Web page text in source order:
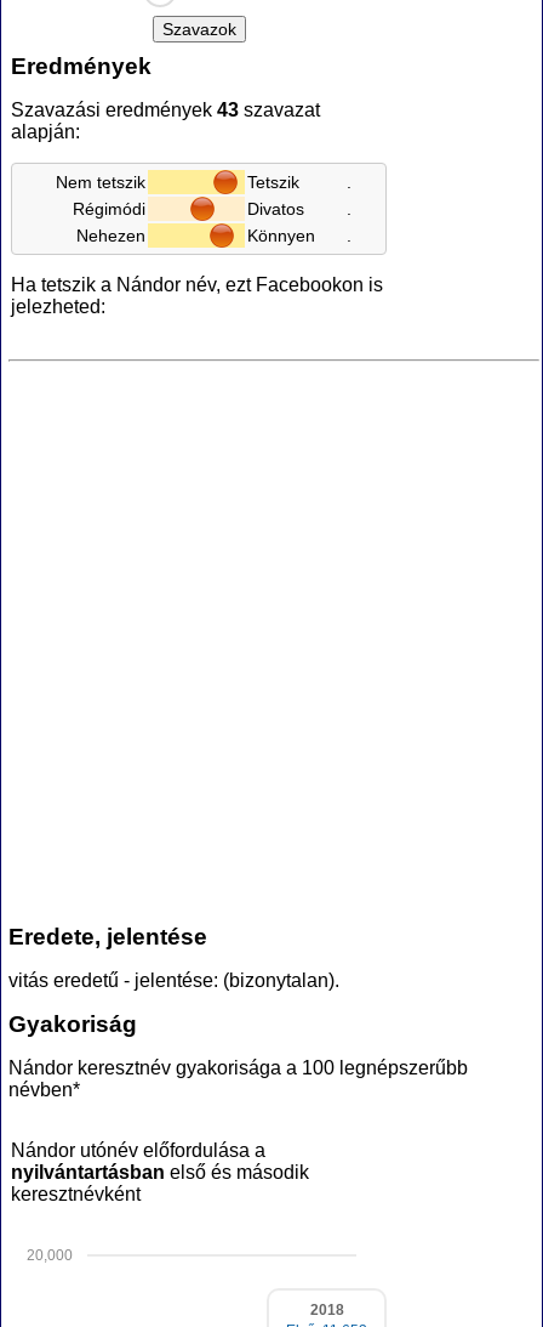
Eredmények
Szavazási eredmények 43 szavazat
alapján:
Nem tetszik Tetszik
Régimódi
Divatos
Nehezen
Könnyen
Ha tetszik a Nándor név, ezt Facebookon is
jelezheted:
Eredete, jelentése
vitás eredetű - jelentése: (bizonytalan).
Gyakoriság
Nándor keresztnév gyakorisága a 100 legnépszerűbb
névben*
Nándor utónév előfordulása a
nyilvántartásban első és második
keresztnévként
20,000
2018